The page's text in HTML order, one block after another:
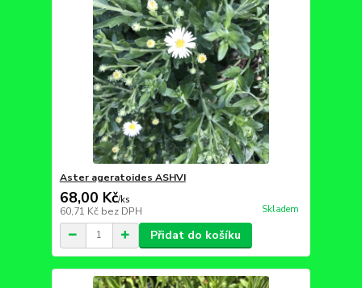
Aster ageratoides ASHVI
68,00 Kč/ks
60,71 Kč bez DPH Skladem
Přidat do košíku